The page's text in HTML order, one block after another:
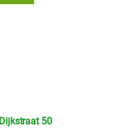
Dijkstraat 50